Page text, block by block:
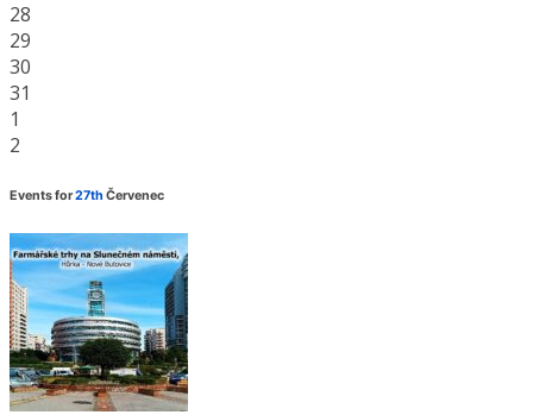
28
29
30
31
1
2
Events for27th Červenec